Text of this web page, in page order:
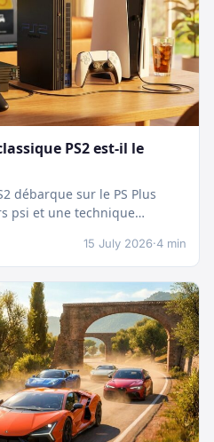
PS2 est-il le
débarque sur le PS Plus
psi et une technique
15 July 2026·4 min